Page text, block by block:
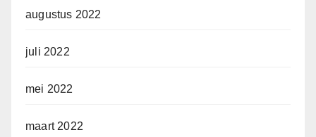
augustus 2022
juli 2022
mei 2022
maart 2022